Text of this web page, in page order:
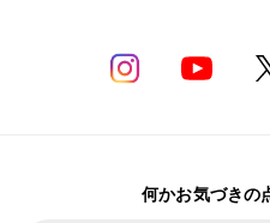
何かお気づきの